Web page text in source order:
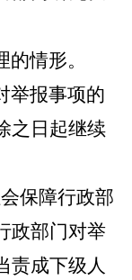
情形。
举报事项的
之日起继续
保障行政部
政部门对举
责成下级人